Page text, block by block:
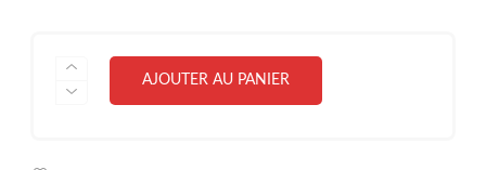
QUANTITÉ
COFFRE
AJOUTER AU PANIER